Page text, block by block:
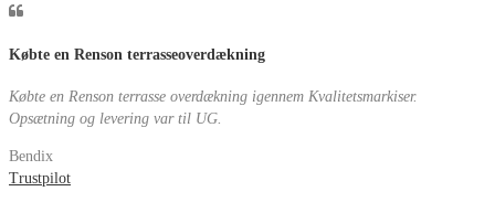
Købte en Renson terrasseoverdækning
Købte en Renson terrasse overdækning igennem Kvalitetsmarkiser.
Opsætning og levering var til UG.
Bendix
Trustpilot